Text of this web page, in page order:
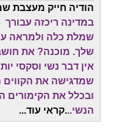
הודיה חייק מעצבת
שמלת כלה ולמראה
שלך. מוכנה? את
אין דבר נשי וסקסי
שמדגישה את הקווים
ובכלל את
הנשי...קראי עוד...